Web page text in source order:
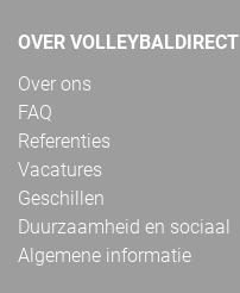
OVER VOLLEYBALDIRECT
Over ons
FAQ
Referenties
Vacatures
Geschillen
Duurzaamheid en sociaal
Algemene informatie